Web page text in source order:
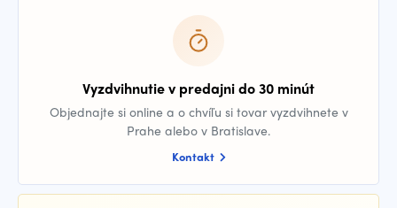
Vyzdvihnutie v predajni do 30 minút
Objednajte si online a o chvíľu si tovar vyzdvihnete v
Prahe alebo v Bratislave.
Kontakt